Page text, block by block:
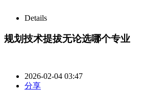
Details
规划技术提拔无论选哪个专业
2026-02-04 03:47
分享